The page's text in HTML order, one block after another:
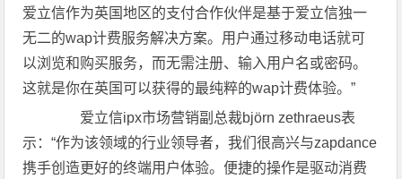
爱立信作为英国地区的支付合作伙伴是基于爱立信独一
无二的wap计费服务解决方案。用户通过移动电话就可
以浏览和购买服务，而无需注册、输入用户名或密码。
这就是你在英国可以获得的最纯粹的wap计费体验。”
爱立信ipx市场营销副总裁björn zethraeus表
示：“作为该领域的行业领导者，我们很高兴与zapdance
携手创造更好的终端用户体验。便捷的操作是驱动消费